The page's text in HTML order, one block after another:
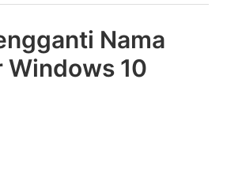
Nama
Windows 10